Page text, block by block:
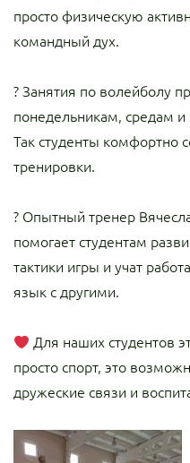
просто физическую
командный дух.
? Занятия по волейболу
понедельникам, средам
Так студенты комфортно
тренировки.
? Опытный тренер
помогает студентам
тактики игры и учат
язык с другими.
Для наших студентов
просто спорт, это
дружеские связи и